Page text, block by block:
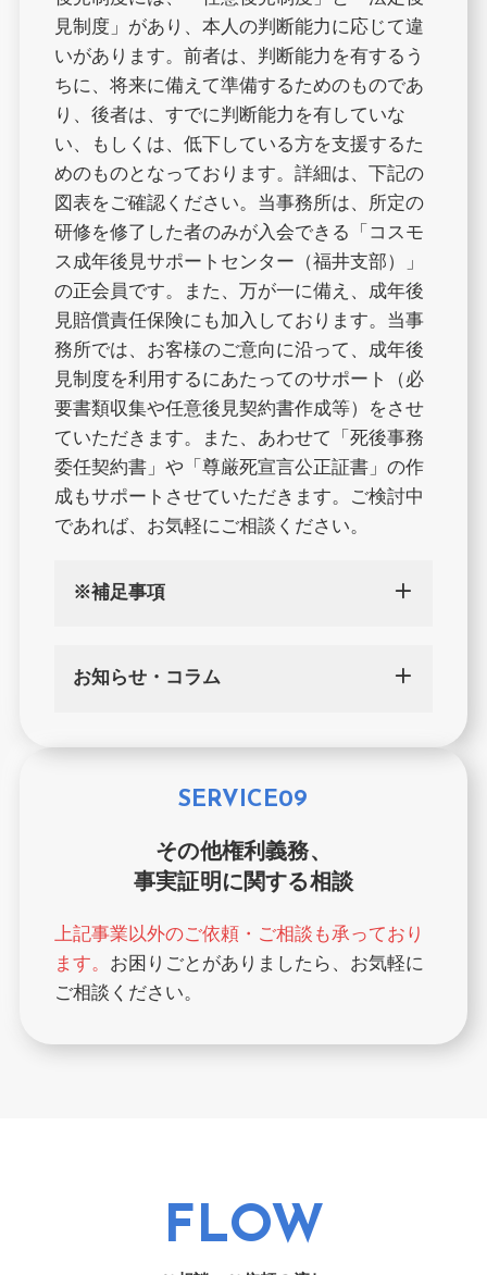
見制度」があり、本人の判断能力に応じて違
いがあります。前者は、判断能力を有するう
ちに、将来に備えて準備するためのものであ
り、後者は、すでに判断能力を有していな
い、もしくは、低下している方を支援するた
めのものとなっております。詳細は、下記の
図表をご確認ください。当事務所は、所定の
研修を修了した者のみが入会できる「コスモ
ス成年後見サポートセンター（福井支部）」
の正会員です。また、万が一に備え、成年後
見賠償責任保険にも加入しております。当事
務所では、お客様のご意向に沿って、成年後
見制度を利用するにあたってのサポート（必
要書類収集や任意後見契約書作成等）をさせ
ていただきます。また、あわせて「死後事務
委任契約書」や「尊厳死宣言公正証書」の作
成もサポートさせていただきます。ご検討中
であれば、お気軽にご相談ください。
※補足事項
お知らせ・コラム
SERVICE09
その他権利義務、
事実証明に関する相談
上記事業以外のご依頼・ご相談も承っており
ます。 お困りごとがありましたら、お気軽に
ご相談ください。
FLOW